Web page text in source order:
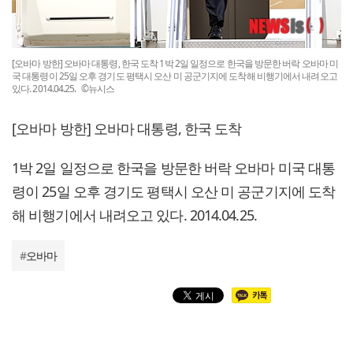
[오바마 방한] 오바마 대통령, 한국 도착 1박 2일 일정으로 한국을 방문한 버락 오바마 미
국 대통령이 25일 오후 경기도 평택시 오산 미 공군기지에 도착해 비행기에서 내려오고
있다. 2014.04.25. ©뉴시스
[오바마 방한] 오바마 대통령, 한국 도착
1박 2일 일정으로 한국을 방문한 버락 오바마 미국 대통
령이 25일 오후 경기도 평택시 오산 미 공군기지에 도착
해 비행기에서 내려오고 있다. 2014.04.25.
#오바마